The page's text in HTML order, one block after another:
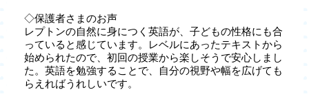
◇保護者さまのお声
レプトンの自然に身につく英語が、子どもの性格にも合
っていると感じています。レベルにあったテキストから
始められたので、初回の授業から楽しそうで安心しまし
た。英語を勉強することで、自分の視野や幅を広げても
らえればうれしいです。